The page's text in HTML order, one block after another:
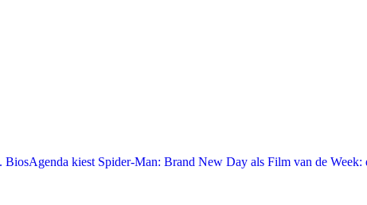
kiest Spider-Man: Brand New Day als Film van de